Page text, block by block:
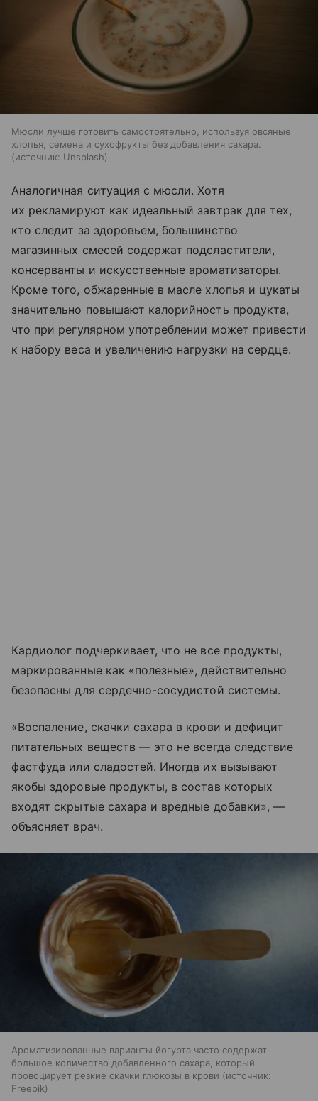
Мюсли лучше готовить самостоятельно, используя овсяные
хлопья, семена и сухофрукты без добавления сахара.
источник: Unsplash
Аналогичная ситуация с мюсли. Хотя
их рекламируют как идеальный завтрак для тех,
кто следит за здоровьем, большинство
магазинных смесей содержат подсластители,
консерванты и искусственные ароматизаторы.
Кроме того, обжаренные в масле хлопья и цукаты
значительно повышают калорийность продукта,
что при регулярном употреблении может привести
к набору веса и увеличению нагрузки на сердце.
Кардиолог подчеркивает, что не все продукты,
маркированные как «полезные», действительно
безопасны для сердечно-сосудистой системы.
«Воспаление, скачки сахара в крови и дефицит
питательных веществ — это не всегда следствие
фастфуда или сладостей. Иногда их вызывают
якобы здоровые продукты, в состав которых
входят скрытые сахара и вредные добавки», —
объясняет врач.
Ароматизированные варианты йогурта часто содержат
большое количество добавленного сахара, который
провоцирует резкие скачки глюкозы в крови
источник:
Freepik